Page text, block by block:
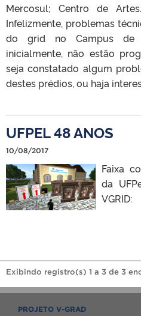
Mercosul; Centro de
Infelizmente, problemas
do grid no Campus de
inicialmente, não estão
seja constatado algum
destes prédios, ou haja
UFPEL 48 ANOS
10/08/2017
Faixa
da
VGRID:
Exibindo registro(s) 1 a 3 de 3
PROJETO V-GRAD